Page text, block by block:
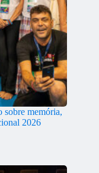
sobre memória,
2026